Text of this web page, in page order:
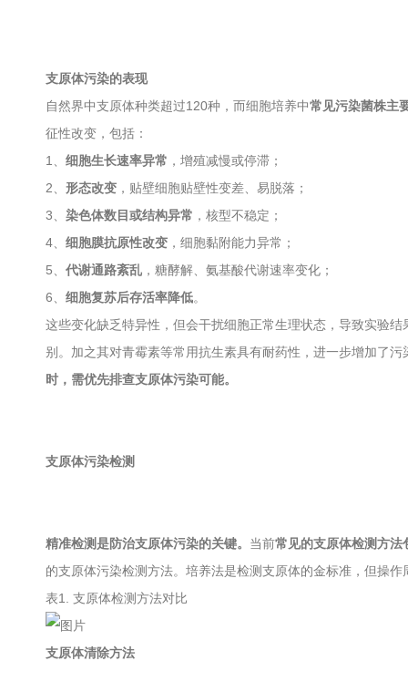
支原体污染的表现
自然界中支原体种类超过120种，而细胞培养中常见污染菌株主
征性改变，包括：
1、 细胞生长速率异常 ，增殖减慢或停滞；
2、 形态改变 ，贴壁细胞贴壁性变差、易脱落；
3、 染色体数目或结构异常 ，核型不稳定；
4、 细胞膜抗原性改变 ，细胞黏附能力异常；
5、 代谢通路紊乱 ，糖酵解、氨基酸代谢速率变化；
6、 细胞复苏后存活率降低。
这些变化缺乏特异性，但会干扰细胞正常生理状态，导致实验
别。加之其对青霉素等常用抗生素具有耐药性，进一步增加了
时，需优先排查支原体污染可能。
支原体污染检测
精准检测是防治支原体污染的关键。 当前常见的支原体检测方法
的支原体污染检测方法。培养法是检测支原体的金标准，但操作
表1. 支原体检测方法对比
支原体清除方法